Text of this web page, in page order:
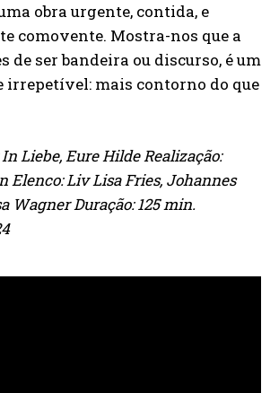
obra urgente, contida, e
comovente. Mostra-nos que a
de ser bandeira ou discurso, é um
irrepetível: mais contorno do que
Liebe, Eure Hilde Realização:
Elenco: Liv Lisa Fries, Johannes
Wagner Duração: 125 min.